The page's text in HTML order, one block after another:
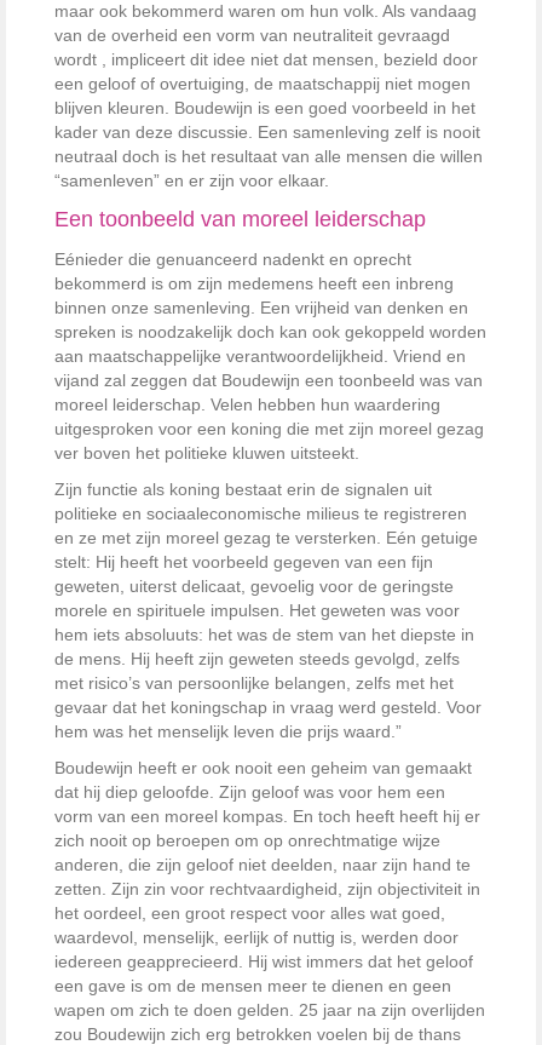
maar ook bekommerd waren om hun volk. Als vandaag
van de overheid een vorm van neutraliteit gevraagd
wordt , impliceert dit idee niet dat mensen, bezield door
een geloof of overtuiging, de maatschappij niet mogen
blijven kleuren. Boudewijn is een goed voorbeeld in het
kader van deze discussie. Een samenleving zelf is nooit
neutraal doch is het resultaat van alle mensen die willen
“samenleven” en er zijn voor elkaar.
Een toonbeeld van moreel leiderschap
Eénieder die genuanceerd nadenkt en oprecht
bekommerd is om zijn medemens heeft een inbreng
binnen onze samenleving. Een vrijheid van denken en
spreken is noodzakelijk doch kan ook gekoppeld worden
aan maatschappelijke verantwoordelijkheid. Vriend en
vijand zal zeggen dat Boudewijn een toonbeeld was van
moreel leiderschap. Velen hebben hun waardering
uitgesproken voor een koning die met zijn moreel gezag
ver boven het politieke kluwen uitsteekt.
Zijn functie als koning bestaat erin de signalen uit
politieke en sociaaleconomische milieus te registreren
en ze met zijn moreel gezag te versterken. Eén getuige
stelt: Hij heeft het voorbeeld gegeven van een fijn
geweten, uiterst delicaat, gevoelig voor de geringste
morele en spirituele impulsen. Het geweten was voor
hem iets absoluuts: het was de stem van het diepste in
de mens. Hij heeft zijn geweten steeds gevolgd, zelfs
met risico’s van persoonlijke belangen, zelfs met het
gevaar dat het koningschap in vraag werd gesteld. Voor
hem was het menselijk leven die prijs waard.”
Boudewijn heeft er ook nooit een geheim van gemaakt
dat hij diep geloofde. Zijn geloof was voor hem een
vorm van een moreel kompas. En toch heeft heeft hij er
zich nooit op beroepen om op onrechtmatige wijze
anderen, die zijn geloof niet deelden, naar zijn hand te
zetten. Zijn zin voor rechtvaardigheid, zijn objectiviteit in
het oordeel, een groot respect voor alles wat goed,
waardevol, menselijk, eerlijk of nuttig is, werden door
iedereen geapprecieerd. Hij wist immers dat het geloof
een gave is om de mensen meer te dienen en geen
wapen om zich te doen gelden. 25 jaar na zijn overlijden
zou Boudewijn zich erg betrokken voelen bij de thans